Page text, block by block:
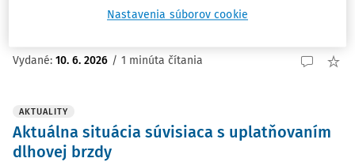
informatizácie SR.
Vydané: 10. 6. 2026 / 1 minúta čítania
AKTUALITY
Aktuálna situácia súvisiaca s uplatňovaním
dlhovej brzdy
Nastavenia súborov cookie